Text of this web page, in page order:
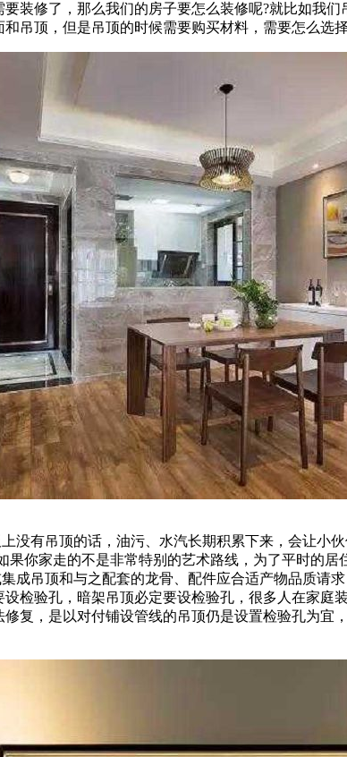
装修了，那么我们的房子要怎么装修呢?就比如我
吊顶，但是吊顶的时候需要购买材料，需要怎么选
没有吊顶的话，油污、水汽长期积累下来，会让小
你家走的不是非常特别的艺术路线，为了平时的居
成吊顶和与之配套的龙骨、配件应合适产物品质请
检验孔，暗架吊顶必定要设检验孔，很多人在家庭
复，是以对付铺设管线的吊顶仍是设置检验孔为